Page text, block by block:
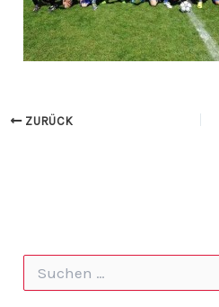
ZURÜCK